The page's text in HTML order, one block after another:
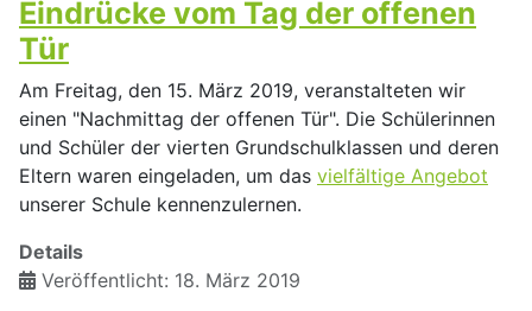
Eindrücke vom Tag der offenen
Tür
Am Freitag, den 15. März 2019, veranstalteten wir
einen "Nachmittag der offenen Tür". Die Schülerinnen
und Schüler der vierten Grundschulklassen und deren
Eltern waren eingeladen, um das vielfältige Angebot
unserer Schule kennenzulernen.
Details
Veröffentlicht: 18. März 2019